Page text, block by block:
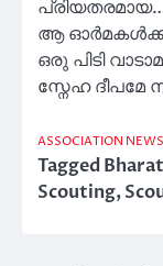
ആ
ഒരു പിടി
സ്നേഹ ദീപമേ
ASSOCIATION NEWS
Tagged
Scouting,